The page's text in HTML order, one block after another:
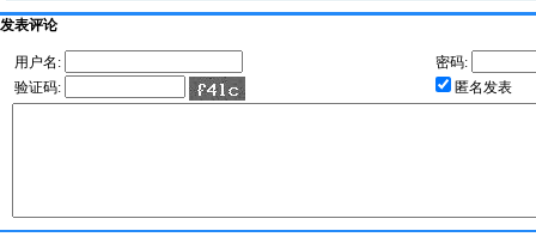
发表评论
用户名:
密码:
验证码:
匿名发表